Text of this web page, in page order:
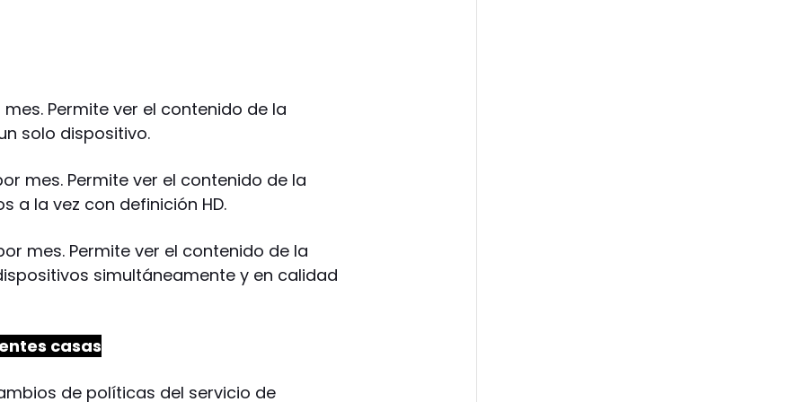
Permite ver el contenido de la
solo dispositivo.
mes. Permite ver el contenido de la
a la vez con definición HD.
por mes. Permite ver el contenido de la
simultáneamente y en calidad
casas
de políticas del servicio de